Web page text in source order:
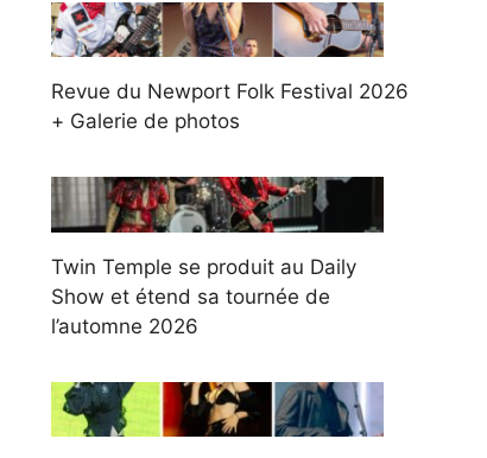
Revue du Newport Folk Festival 2026
+ Galerie de photos
Twin Temple se produit au Daily
Show et étend sa tournée de
l’automne 2026